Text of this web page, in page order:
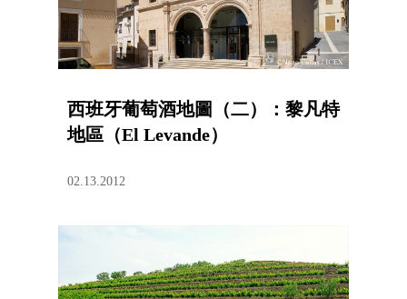
西班牙葡萄酒地圖（二）：黎凡特
地區（El Levande）
02.13.2012